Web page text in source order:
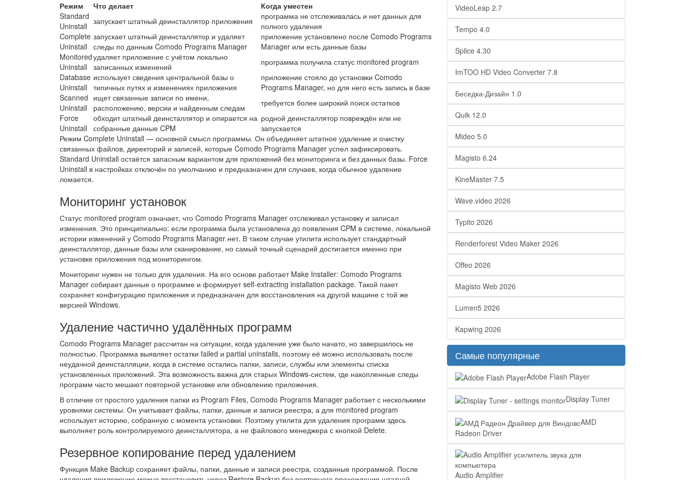
Режим
Что делает
Когда уместен
Standard
Uninstall
запускает штатный деинсталлятор приложения
программа не отслеживалась и нет данных для
полного удаления
Complete
Uninstall
запускает штатный деинсталлятор и удаляет
следы по данным Comodo Programs Manager
приложение установлено после Comodo Programs
Manager или есть данные базы
Monitored
Uninstall
удаляет приложение с учётом локально
записанных изменений
программа получила статус monitored program
Database
Uninstall
использует сведения центральной базы о
типичных путях и изменениях приложения
приложение стояло до установки Comodo
Programs Manager, но для него есть запись в базе
Scanned
Uninstall
ищет связанные записи по имени,
расположению, версии и найденным следам
требуется более широкий поиск остатков
Force
Uninstall
обходит штатный деинсталлятор и опирается на
собранные данные CPM
родной деинсталлятор повреждён или не
запускается
Режим Complete Uninstall — основной смысл программы. Он объединяет штатное удаление и очистку
связанных файлов, директорий и записей, которые Comodo Programs Manager успел зафиксировать.
Standard Uninstall остаётся запасным вариантом для приложений без мониторинга и без данных базы. Force
Uninstall в настройках отключён по умолчанию и предназначен для случаев, когда обычное удаление
ломается.
Мониторинг установок
Статус monitored program означает, что Comodo Programs Manager отслеживал установку и записал
изменения. Это принципиально: если программа была установлена до появления CPM в системе, локальной
истории изменений у Comodo Programs Manager нет. В таком случае утилита использует стандартный
деинсталлятор, данные базы или сканирование, но самый точный сценарий достигается именно при
установке приложения под мониторингом.
Мониторинг нужен не только для удаления. На его основе работает Make Installer: Comodo Programs
Manager собирает данные о программе и формирует self-extracting installation package. Такой пакет
сохраняет конфигурацию приложения и предназначен для восстановления на другой машине с той же
версией Windows.
Удаление частично удалённых программ
Comodo Programs Manager рассчитан на ситуации, когда удаление уже было начато, но завершилось не
полностью. Программа выявляет остатки failed и partial uninstalls, поэтому её можно использовать после
неудачной деинсталляции, когда в системе остались папки, записи, службы или элементы списка
установленных приложений. Эта возможность важна для старых Windows-систем, где накопленные следы
программ часто мешают повторной установке или обновлению приложения.
В отличие от простого удаления папки из Program Files, Comodo Programs Manager работает с несколькими
уровнями системы. Он учитывает файлы, папки, данные и записи реестра, а для monitored program
использует историю, собранную с момента установки. Поэтому утилита для удаления программ здесь
выполняет роль контролируемого деинсталлятора, а не файлового менеджера с кнопкой Delete.
Резервное копирование перед удалением
Функция Make Backup сохраняет файлы, папки, данные и записи реестра, созданные программой. После
VideoLeap 2.7
Tempo 4.0
Splice 4.30
ImTOO HD Video Converter 7.8
Беседка-Дизайн 1.0
Quik 12.0
Mideo 5.0
Magisto 6.24
KineMaster 7.5
Wave.video 2026
Typito 2026
Renderforest Video Maker 2026
Offeo 2026
Magisto Web 2026
Lumen5 2026
Kapwing 2026
Самые популярные
Adobe Flash Player
Display Tuner
AMD
Radeon Driver
Audio Amplifier